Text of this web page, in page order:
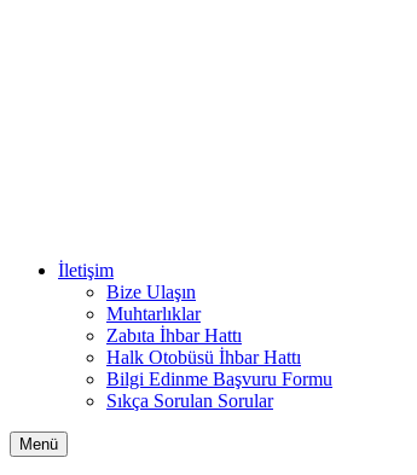
İletişim
Bize Ulaşın
Muhtarlıklar
Zabıta İhbar Hattı
Halk Otobüsü İhbar Hattı
Bilgi Edinme Başvuru Formu
Sıkça Sorulan Sorular
Menü